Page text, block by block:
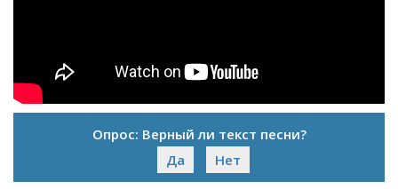
Опрос: Верный ли текст песни?
Да
Нет